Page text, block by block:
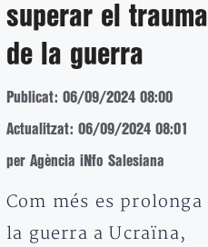
superar el trauma
de la guerra
Publicat: 06/09/2024 08:00
Actualitzat: 06/09/2024 08:01
per Agència iNfo Salesiana
Com més es prolonga
la guerra a Ucraïna,